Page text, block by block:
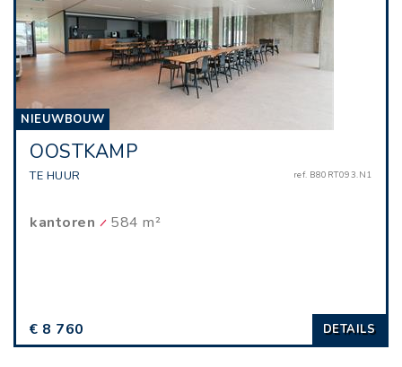
NIEUWBOUW
OOSTKAMP
TE HUUR ref. B80RT093.N1
kantoren 584 m²
€ 8 760 DETAILS